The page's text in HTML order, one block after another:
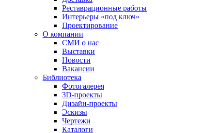
Реставрационные работы
Интерьеры «под ключ»
Проектирование
О компании
СМИ о нас
Выставки
Новости
Вакансии
Библиотека
Фотогалерея
3D-проекты
Дизайн-проекты
Эскизы
Чертежи
Каталоги